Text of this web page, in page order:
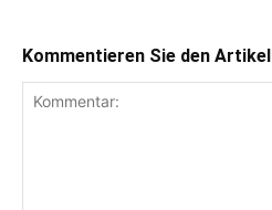
Kommentieren Sie den Artikel